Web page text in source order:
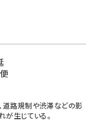
道路規制や渋滞などの影
生じている。